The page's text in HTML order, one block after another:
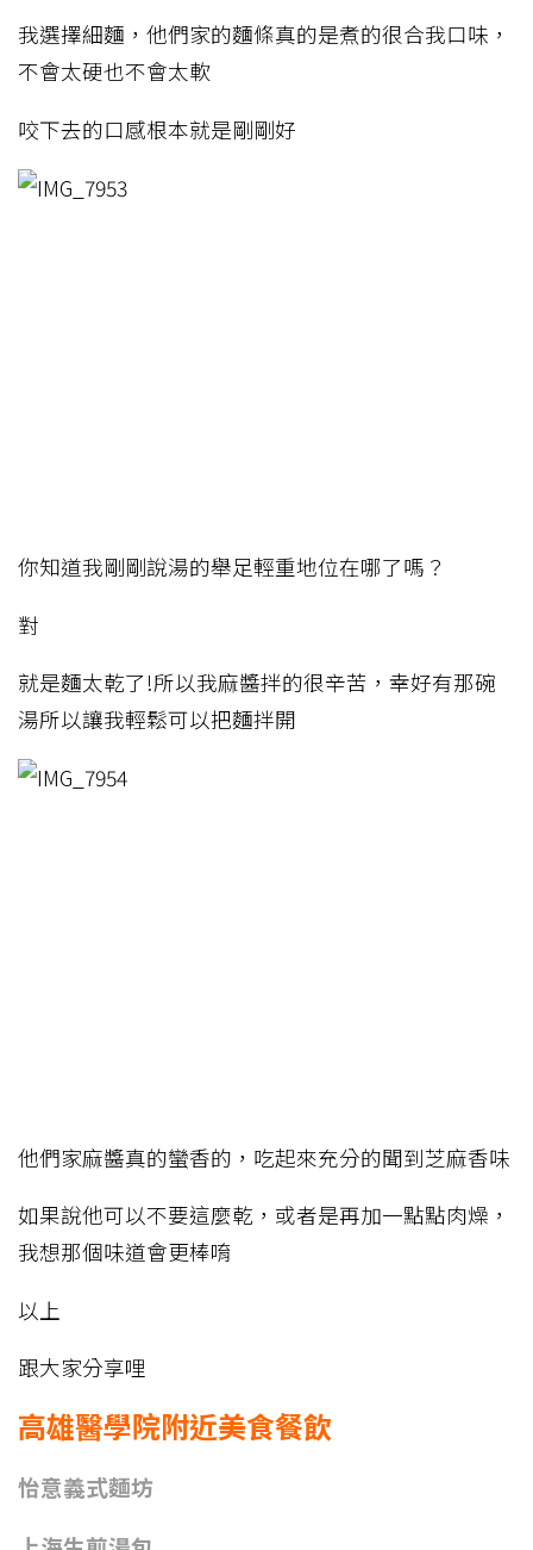
我選擇細麵，他們家的麵條真的是煮的很合我口味，
不會太硬也不會太軟
咬下去的口感根本就是剛剛好
你知道我剛剛說湯的舉足輕重地位在哪了嗎？
對
就是麵太乾了!所以我麻醬拌的很辛苦，幸好有那碗
湯所以讓我輕鬆可以把麵拌開
他們家麻醬真的蠻香的，吃起來充分的聞到芝麻香味
如果說他可以不要這麼乾，或者是再加一點點肉燥，
我想那個味道會更棒唷
以上
跟大家分享哩
高雄醫學院附近美食餐飲
怡意義式麵坊